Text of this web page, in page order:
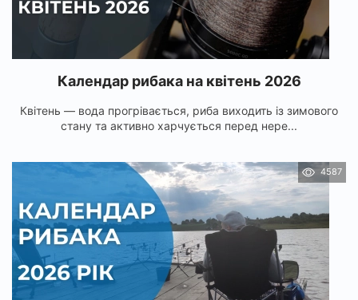
Календар рибака на квітень 2026
Квітень — вода прогрівається, риба виходить із зимового
стану та активно харчується перед нере...
4587